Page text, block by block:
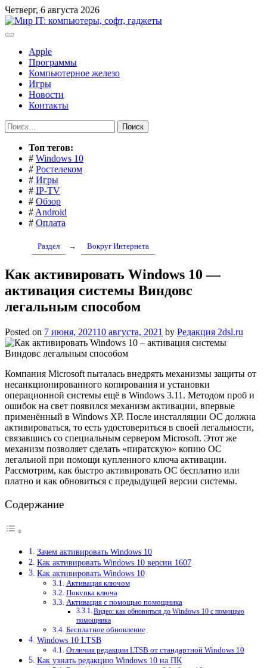
Перейти
к
содержимому
Четверг, 6 августа 2026
Apple
Программы
Компьютерное железо
Игры
Новости
Контакты
Найти:
Toп тегов:
# Windows 10
# Ростелеком
# Игры
# IP-TV
# Обзор
# Android
# Оплата
Раздел → Вокруг Интернета
Как активировать Windows 10 —
активация системы Виндовс
легальным способом
Posted on 7 июня, 202110 августа, 2021 by Редакция 2dsl.ru
Компания Microsoft пыталась внедрять механизмы защиты от
несанкционированного копирования и установки
операционной системы ещё в Windows 3.11. Методом проб и
ошибок на свет появился механизм активации, впервые
применённый в Windows XP. После инсталляции ОС должна
активироваться, то есть удостовериться в своей легальности,
связавшись со специальным сервером Microsoft. Этот же
механизм позволяет сделать «пиратскую» копию ОС
легальной при помощи купленного ключа активации.
Рассмотрим, как быстро активировать ОС бесплатно или
платно и как обновиться с предыдущей версии системы.
Содержание
Зачем активировать Windows 10
Как активировать Windows 10 версии 1607
Как активировать Windows 10
Активация ключом
Покупка ключа
Активация с помощью помощника
Видео: как обновиться до Windows 10 с помощью
помощника
Бесплатное обновление
Windows 10 LTSB
Отличия редакции LTSB от стандартной Windows 10
Как узнать редакцию Windows 10 на ПК